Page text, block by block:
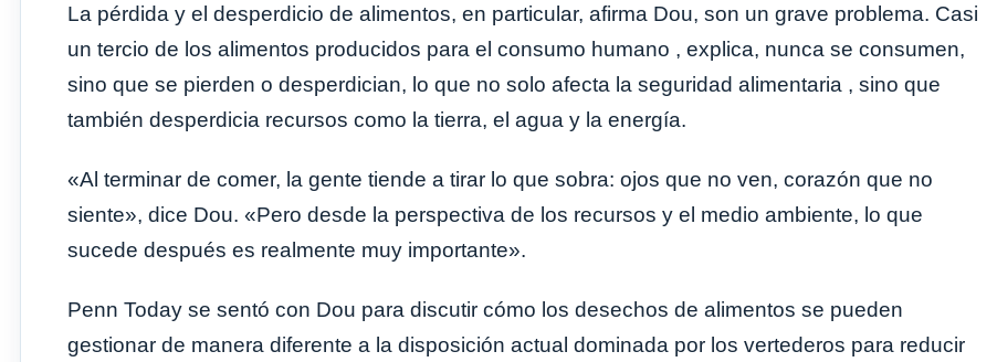
La pérdida y el desperdicio de alimentos, en particular, afirma Dou, son un grave problema. Casi
un tercio de los alimentos producidos para el consumo humano , explica, nunca se consumen,
sino que se pierden o desperdician, lo que no solo afecta la seguridad alimentaria , sino que
también desperdicia recursos como la tierra, el agua y la energía.
«Al terminar de comer, la gente tiende a tirar lo que sobra: ojos que no ven, corazón que no
siente», dice Dou. «Pero desde la perspectiva de los recursos y el medio ambiente, lo que
sucede después es realmente muy importante».
Penn Today se sentó con Dou para discutir cómo los desechos de alimentos se pueden
gestionar de manera diferente a la disposición actual dominada por los vertederos para reducir